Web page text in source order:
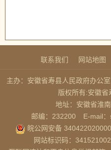
联系我们 网站地图
主办：安徽省寿县人民政府办公室
版权所有:安徽省
地址：安徽省淮
邮编：232200
E-mail
皖公网安备
网站标识码：